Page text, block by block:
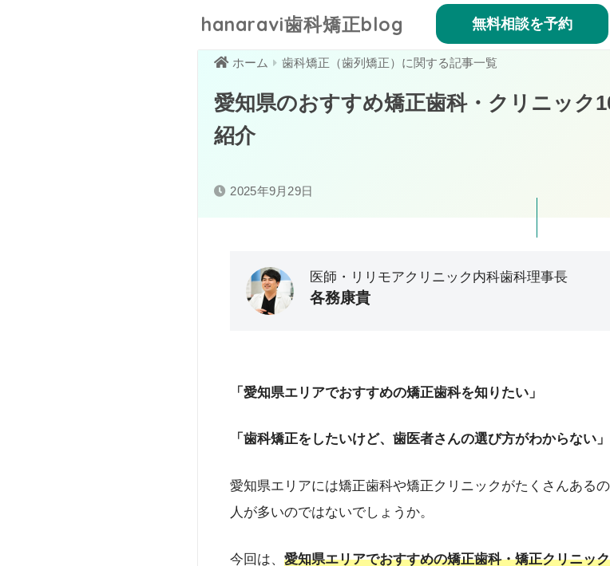
hanaravi歯科矯正blog 無料相談を予約
ホーム 歯科矯正（歯列矯正）に関する記事一覧
愛知県のおすすめ矯正歯科・クリニック
紹介
2025年9月29日
医師・リリモアクリニック内科歯科理事長
各務康貴
いう視点から、「美容」というモチベーションで予防に取り組める医療
新宿）を開院し、理事長としてオンライン・オフライン両方で総合的な
「愛知県エリアでおすすめの矯正歯科を知りたい」
「歯科矯正をしたいけど、歯医者さんの選び方がわからない」
愛知県エリアには矯正歯科や矯正クリニックがたくさんある
人が多いのではないでしょうか。
今回は、 愛知県エリアでおすすめの矯正歯科・矯正クリニッ